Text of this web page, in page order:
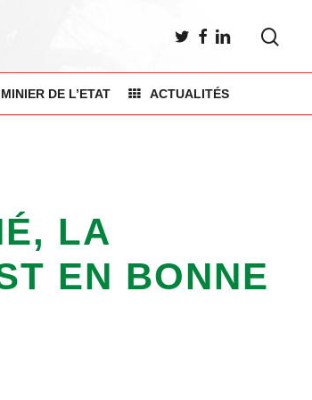
TWITTER
FACEBOOK
LINKEDIN
DE L’ETAT ACTUALITÉS
LA
EN BONNE